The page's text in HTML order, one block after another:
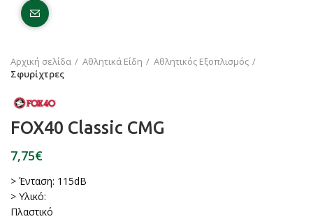
Αρχική σελίδα Αθλητικά Είδη
Αθλητικός Εξοπλισμός
Σφυρίχτρες
FOX40 Classic CMG
€
> Ένταση: 115dB
> Υλικό:
Πλαστικό